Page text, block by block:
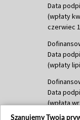
Data
(wpłaty
czerwiec
Data
(wpłaty
Data
(wpłata
Szanujemy Twoją